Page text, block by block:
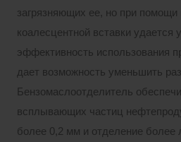
загрязняющих ее, но при помощи
коалесцентной вставки удается
эффективность использования
дает возможность уменьшить
Бензомаслоотделитель
всплывающих частиц
более 0,2 мм и отделение более